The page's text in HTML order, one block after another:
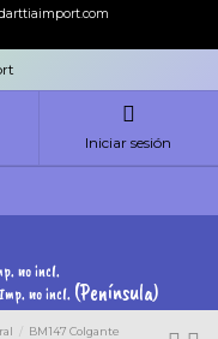
Iniciar sesión
no incl.
Imp. no incl. (Península)
BM147 Colgante